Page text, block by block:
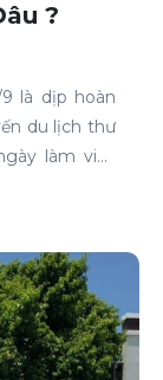
?
là dịp hoàn
du lịch thư
làm việc